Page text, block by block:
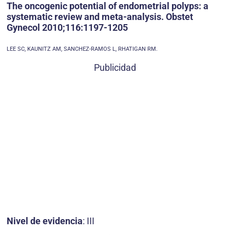
The oncogenic potential of endometrial polyps: a
systematic review and meta-analysis. Obstet
Gynecol 2010;116:1197-1205
LEE SC, KAUNITZ AM, SANCHEZ-RAMOS L, RHATIGAN RM.
Publicidad
Nivel de evidencia: III